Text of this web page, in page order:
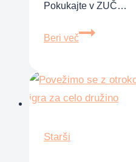
Pokukajte v ZUČ…
Beri več
Drage
partner
ni
Starši